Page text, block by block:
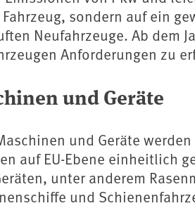
sondern auf ein
Neufahrzeuge. Ab dem
Anforderungen zu
und Geräte
und Geräte
auf EU-Ebene einheitlich
unter anderem
und